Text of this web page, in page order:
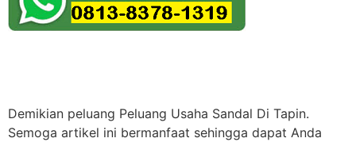
Demikian peluang Peluang Usaha Sandal Di Tapin.
Semoga artikel ini bermanfaat sehingga dapat Anda